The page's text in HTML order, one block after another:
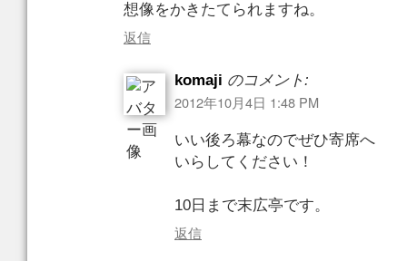
想像をかきたてられますね。
返信
komaji のコメント:
2012年10月4日 1:48 PM
いい後ろ幕なのでぜひ寄席へ
いらしてください！
10日まで末広亭です。
返信